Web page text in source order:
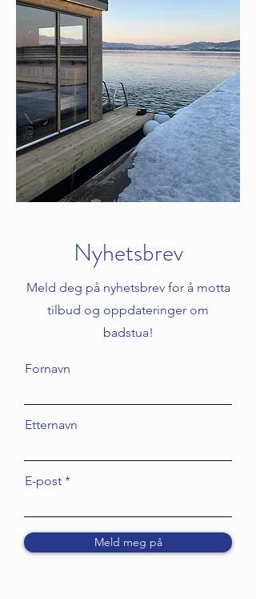
Nyhetsbrev
Meld deg på nyhetsbrev for å motta
tilbud og oppdateringer om
badstua!
Fornavn
Etternavn
E-post
Meld meg på